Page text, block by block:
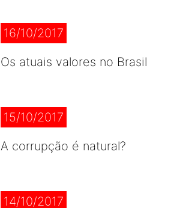
16/10/2017
Os atuais valores no Brasil
15/10/2017
A corrupção é natural?
14/10/2017